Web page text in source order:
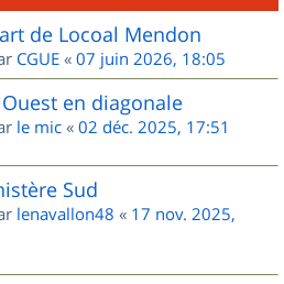
de Locoal Mendon
CGUE « 07 juin 2026, 18:05
en diagonale
le mic « 02 déc. 2025, 17:51
Sud
lenavallon48 « 17 nov. 2025,